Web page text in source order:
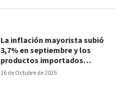
16 de Octubre de 2025
La inflación mayorista subió
3,7% en septiembre y los
productos importados
treparon 9%